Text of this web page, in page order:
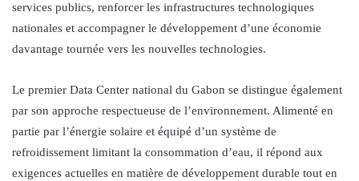
services publics, renforcer les infrastructures technologiques
nationales et accompagner le développement d’une économie
davantage tournée vers les nouvelles technologies.
Le premier Data Center national du Gabon se distingue également
par son approche respectueuse de l’environnement. Alimenté en
partie par l’énergie solaire et équipé d’un système de
refroidissement limitant la consommation d’eau, il répond aux
exigences actuelles en matière de développement durable tout en